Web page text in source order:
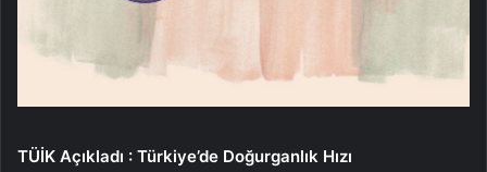
TÜİK Açıkladı : Türkiye’de Doğurganlık Hızı